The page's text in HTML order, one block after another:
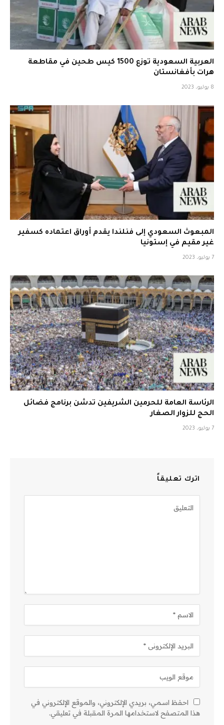
العربية السعودية توزع 1500 كيس طحين في مقاطعة
هرات بأفغانستان
8 يوليو، 2023
المبعوث السعودي إلى فنلندا يقدم أوراق اعتماده كسفير
غير مقيم في إستونيا
7 يوليو، 2023
الرئاسة العامة للحرمين الشريفين تدشن برنامج فضائل
الحج للزوار الصغار
7 يوليو، 2023
اترك تعليقاً
احفظ اسمي، بريدي الإلكتروني، والموقع الإلكتروني في
هذا المتصفح لاستخدامها المرة المقبلة في تعليقي.